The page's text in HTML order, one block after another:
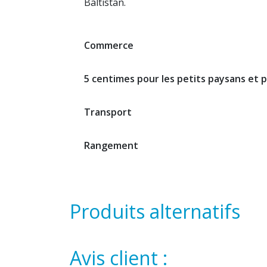
Commerce
5 centimes pour les petits paysans et
Transport
Rangement
Produits alternatifs
Avis client :